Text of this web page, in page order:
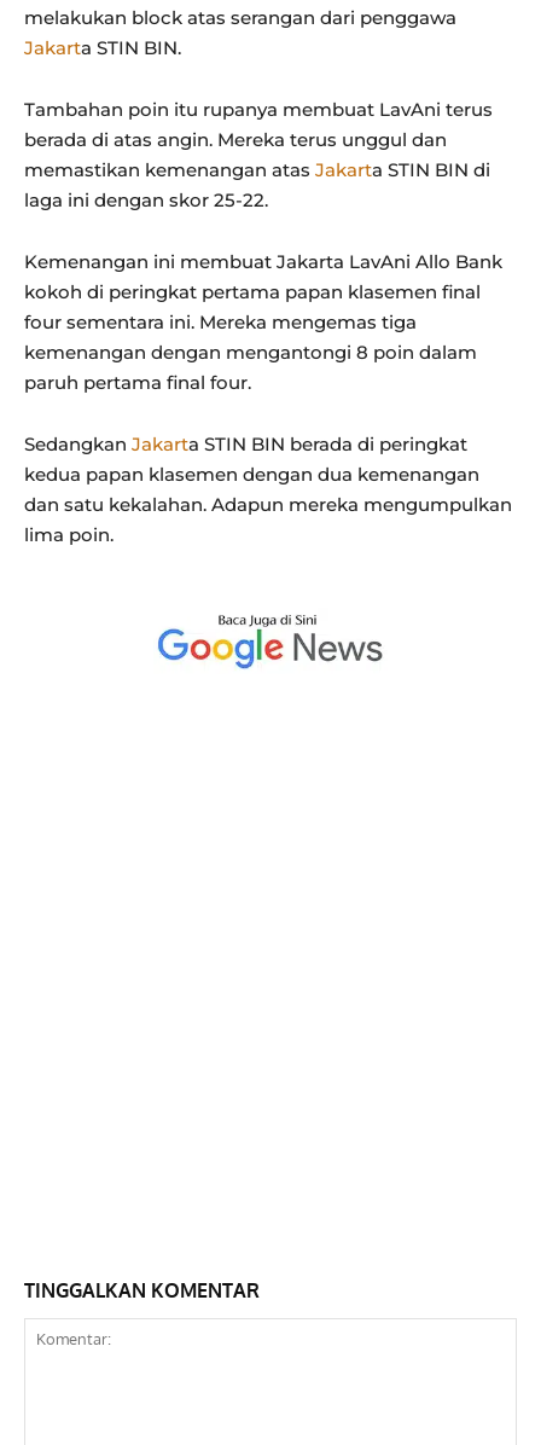
melakukan block atas serangan dari penggawa
Jakarta STIN BIN.
Tambahan poin itu rupanya membuat LavAni terus
berada di atas angin. Mereka terus unggul dan
memastikan kemenangan atas Jakarta STIN BIN di
laga ini dengan skor 25-22.
Kemenangan ini membuat Jakarta LavAni Allo Bank
kokoh di peringkat pertama papan klasemen final
four sementara ini. Mereka mengemas tiga
kemenangan dengan mengantongi 8 poin dalam
paruh pertama final four.
Sedangkan Jakarta STIN BIN berada di peringkat
kedua papan klasemen dengan dua kemenangan
dan satu kekalahan. Adapun mereka mengumpulkan
lima poin.
TINGGALKAN KOMENTAR